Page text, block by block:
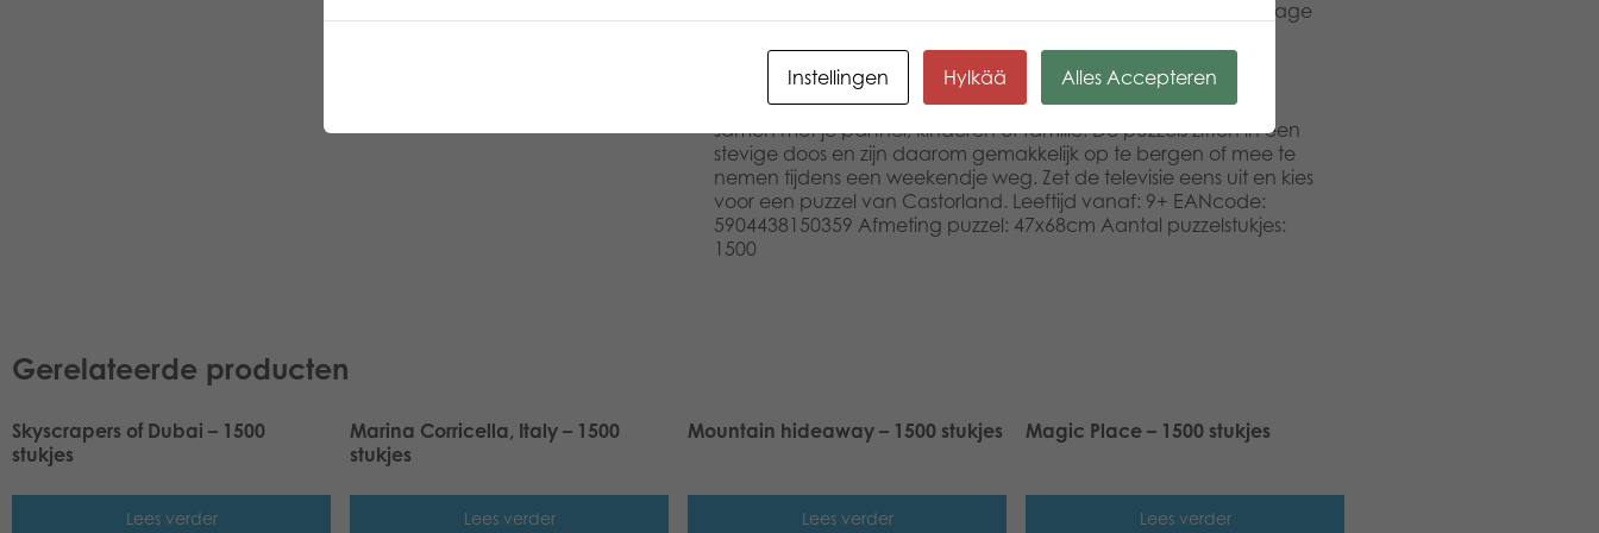
een ware droomwereld. Stukje voor stukje leg jij je Engelse cottage
puzzelaar heeft Castorland vrolijke vloerpuzzels met
sprookjesfiguren en boerderijdieren. Puzzelen kan erg
ontspannend zijn na een drukke dag op het werk of gezellig
samen met je partner, kinderen of familie. De puzzels zitten in een
stevige doos en zijn daarom gemakkelijk op te bergen of mee te
nemen tijdens een weekendje weg. Zet de televisie eens uit en kies
voor een puzzel van Castorland. Leeftijd vanaf: 9+ EANcode:
5904438150359 Afmeting puzzel: 47x68cm Aantal puzzelstukjes:
1500
Gerelateerde producten
Skyscrapers of Dubai – 1500
stukjes
Lees verder
Marina Corricella, Italy – 1500
stukjes
Lees verder
Mountain hideaway – 1500 stukjes
Lees verder
Magic Place – 1500 stukjes
Lees verder
Instellingen Hylkää Alles Accepteren